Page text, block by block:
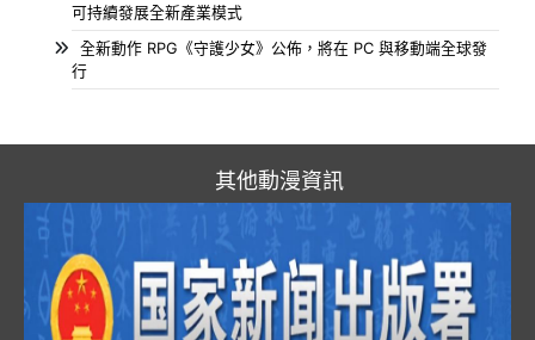
可持續發展全新產業模式
全新動作 RPG《守護少女》公佈，將在 PC 與移動端全球發
行
其他動漫資訊